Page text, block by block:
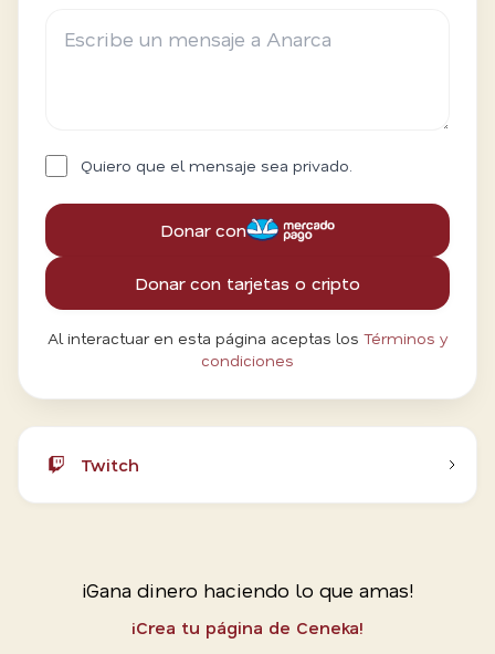
Quiero que el mensaje sea privado.
Donar con
Donar con tarjetas o cripto
Al interactuar en esta página aceptas los Términos y
condiciones
Twitch
¡Gana dinero haciendo lo que amas!
¡Crea tu página de Ceneka!